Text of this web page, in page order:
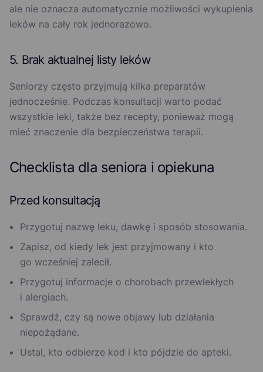
ale nie oznacza automatycznie możliwości wykupienia
leków na cały rok jednorazowo.
5. Brak aktualnej listy leków
Seniorzy często przyjmują kilka preparatów
jednocześnie. Podczas konsultacji warto podać
wszystkie leki, także bez recepty, ponieważ mogą
mieć znaczenie dla bezpieczeństwa terapii.
Checklista dla seniora i opiekuna
Przed konsultacją
Przygotuj nazwę leku, dawkę i sposób stosowania.
Zapisz, od kiedy lek jest przyjmowany i kto
go wcześniej zalecił.
Przygotuj informacje o chorobach przewlekłych
i alergiach.
Sprawdź, czy są nowe objawy lub działania
niepożądane.
Ustal, kto odbierze kod i kto pójdzie do apteki.